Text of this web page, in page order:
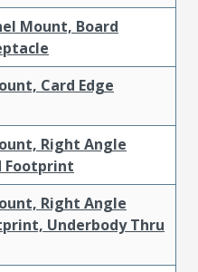
Mount, Board
Card Edge
Right Angle
Footprint
Right Angle
Underbody Thru